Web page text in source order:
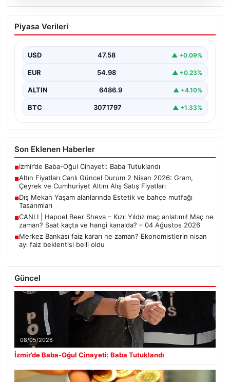
05.08.2026
Altın Fiyatları Canlı Güncel Durum 2
Nisan 2026: Gram, Çeyrek ve
2 Nisan 2026 tarihi itibarıyla altın piyasasında yaşanan
Piyasa Verileri
USD 47.58 ▲ +0.09%
EUR 54.98 ▲ +0.23%
ALTIN 6486.9 ▲ +4.10%
BTC 3071797 ▲ +1.33%
Son Eklenen Haberler
■İzmir’de Baba-Oğul Cinayeti: Baba Tutuklandı
■Altın Fiyatları Canlı Güncel Durum 2 Nisan 2026: Gram,
Çeyrek ve Cumhuriyet Altını Alış Satış Fiyatları
■Dış Mekan Yaşam alanlarında Estetik ve bahçe mutfağı
Tasarımları
■CANLI | Hapoel Beer Sheva – Kızıl Yıldız maç anlatımı! Maç ne
zaman? Saat kaçta ve hangi kanalda? – 04 Ağustos 2026
■Merkez Bankası faiz kararı ne zaman? Ekonomistlerin nisan
ayı faiz beklentisi belli oldu
Güncel
08/05/2026
İzmir’de Baba-Oğul Cinayeti: Baba Tutuklandı